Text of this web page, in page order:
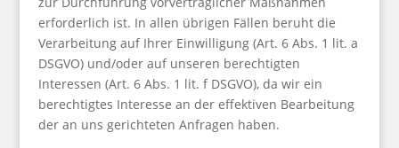
erforderlich ist. In allen übrigen Fällen beruht die
Verarbeitung auf Ihrer Einwilligung (Art. 6 Abs. 1 lit. a
DSGVO) und/oder auf unseren berechtigten
Interessen (Art. 6 Abs. 1 lit. f DSGVO), da wir ein
berechtigtes Interesse an der effektiven Bearbeitung
der an uns gerichteten Anfragen haben.